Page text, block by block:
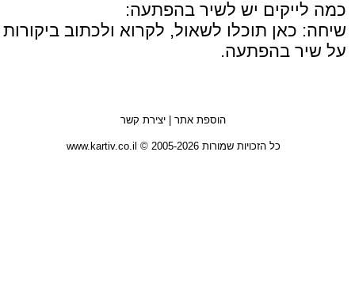
כמה לייקים יש לשיר בהפתעה:
שיחה: כאן תוכלו לשאול, לקרוא ולכתוב ביקורות
על שיר בהפתעה.
הוספת אתר | יצירת קשר
כל הזכויות שמורות 2005-2026 © www.kartiv.co.il